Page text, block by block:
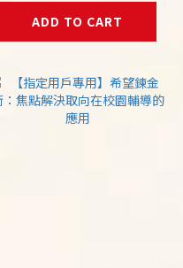
ADD TO CART